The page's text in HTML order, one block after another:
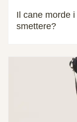
Il cane morde
smettere?